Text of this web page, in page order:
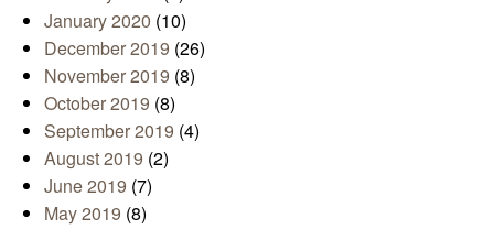
January 2020 (10)
December 2019 (26)
November 2019 (8)
October 2019 (8)
September 2019 (4)
August 2019 (2)
June 2019 (7)
May 2019 (8)